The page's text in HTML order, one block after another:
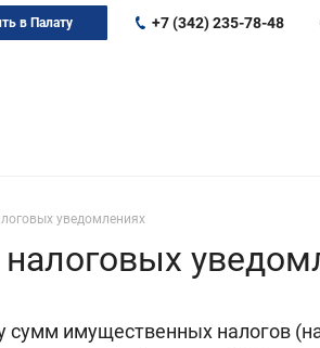
+7 (342) 235-78-48
в Палату
уведомлениях
имущественных налогов